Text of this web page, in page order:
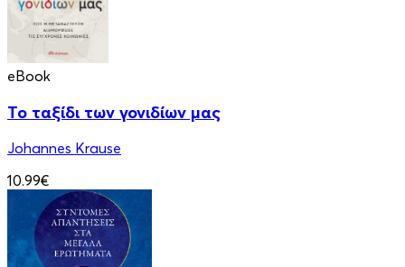
eBook
Το ταξίδι των γονιδίων μας
Johannes Krause
10.99€